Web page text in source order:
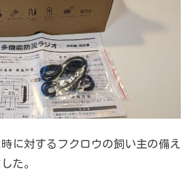
に対するフクロウの飼い主の備え
た。